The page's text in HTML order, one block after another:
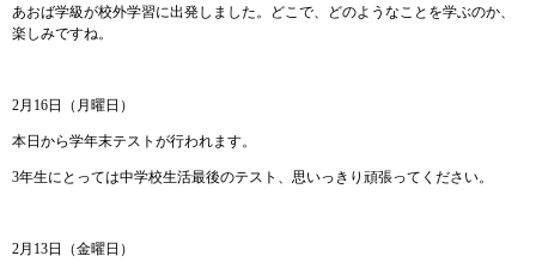
あおば学級が校外学習に出発しました。どこで、どのようなことを学ぶのか、
楽しみですね。
2月16日（月曜日）
本日から学年末テストが行われます。
3年生にとっては中学校生活最後のテスト、思いっきり頑張ってください。
2月13日（金曜日）